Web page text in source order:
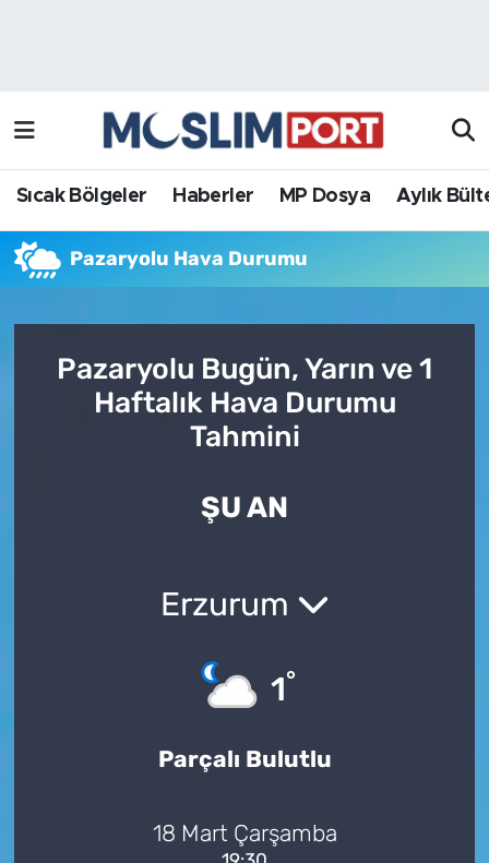
Sıcak Bölgeler Haberler MP Dosya Aylık
Pazaryolu Hava Durumu
Pazaryolu Bugün, Yarın ve 1
Haftalık Hava Durumu
Tahmini
ŞU AN
Erzurum
1°
Parçalı Bulutlu
18 Mart Çarşamba
Haberler
MP Dosya
Röportaj Haber
Aylık Bülten